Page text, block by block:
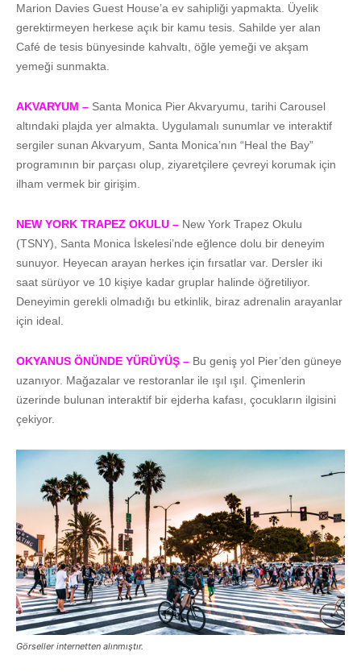
Marion Davies Guest House’a ev sahipliği yapmakta. Üyelik
gerektirmeyen herkese açık bir kamu tesis. Sahilde yer alan
Café de tesis bünyesinde kahvaltı, öğle yemeği ve akşam
yemeği sunmakta.
AKVARYUM – Santa Monica Pier Akvaryumu, tarihi Carousel
altındaki plajda yer almakta. Uygulamalı sunumlar ve interaktif
sergiler sunan Akvaryum, Santa Monica’nın “Heal the Bay”
programının bir parçası olup, ziyaretçilere çevreyi korumak için
ilham vermek bir girişim.
NEW YORK TRAPEZ OKULU – New York Trapez Okulu
(TSNY), Santa Monica İskelesi’nde eğlence dolu bir deneyim
sunuyor. Heyecan arayan herkes için fırsatlar var. Dersler iki
saat sürüyor ve 10 kişiye kadar gruplar halinde öğretiliyor.
Deneyimin gerekli olmadığı bu etkinlik, biraz adrenalin arayanlar
için ideal.
OKYANUS ÖNÜNDE YÜRÜYÜŞ – Bu geniş yol Pier’den güneye
uzanıyor. Mağazalar ve restoranlar ile ışıl ışıl. Çimenlerin
üzerinde bulunan interaktif bir ejderha kafası, çocukların ilgisini
çekiyor.
Görseller internetten alınmıştır.